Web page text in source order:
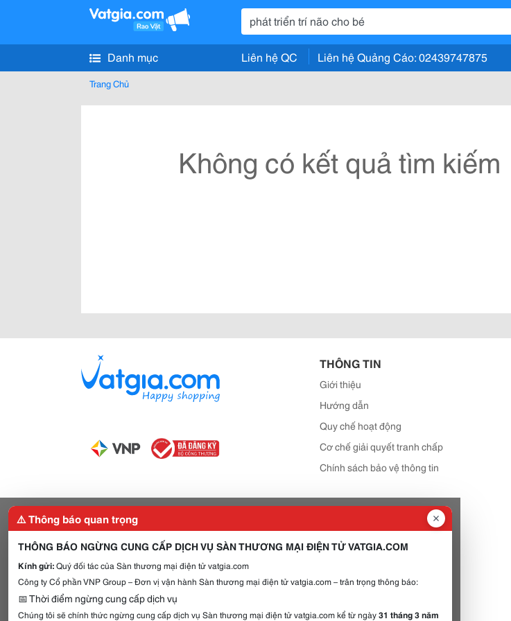
Danh mục Liên hệ QC Liên hệ Quảng Cáo: 02439747875
Trang Chủ
Không có kết quả tìm kiếm
THÔNG TIN
Giới thiệu
Hướng dẫn
Quy chế hoạt động
Cơ chế giải quyết tranh chấp
Chính sách bảo vệ thông tin
⚠️ Thông báo quan trọng
THÔNG BÁO NGỪNG CUNG CẤP DỊCH VỤ SÀN THƯƠNG MẠI ĐIỆN TỬ VATGIA.COM
Kính gửi:Quý đối tác của Sàn thương mại điện tử vatgia.com
Công ty Cổ phần VNP Group – Đơn vị vận hành Sàn thương mại điện tử vatgia.com – trân trọng thông báo:
📅 Thời điểm ngừng cung cấp dịch vụ
Chúng tôi sẽ chính thức ngừng cung cấp dịch vụ Sàn thương mại điện tử vatgia.com kể từ ngày31 tháng 3 năm